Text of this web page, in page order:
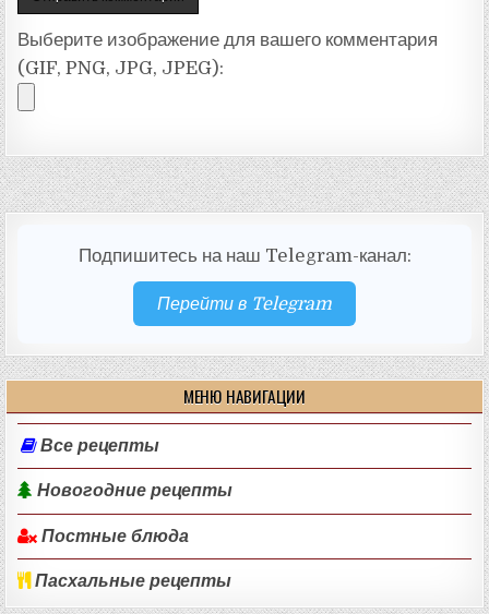
Выберите изображение для вашего комментария
(GIF, PNG, JPG, JPEG):
Подпишитесь на наш Telegram-канал:
Перейти в Telegram
МЕНЮ НАВИГАЦИИ
Все рецепты
Новогодние рецепты
Постные блюда
Пасхальные рецепты